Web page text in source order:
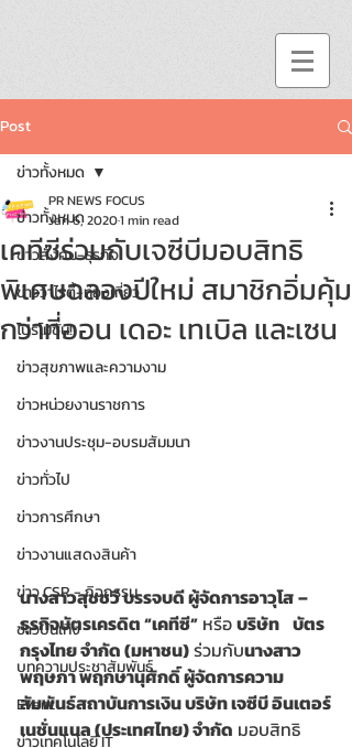
Post
ข่าวทั้งหมด
ข่าวสังคม-ธุรกิจ
ข่าววาไรตี้-ท่องเที่ยว
โปรโมชั่น!!
ข่าวสุขภาพและความงาม
ข่าวหน่วยงานราชการ
ข่าวงานประชุม-อบรมสัมมนา
ข่าวทั่วไป
ข่าวการศึกษา
ข่าวงานแสดงสินค้า
ข่าว CSR - กิจกรรม
ข่าวบันเทิง
บทความประชาสัมพันธ์
Event
ข่าวเทคโนโลยี IT
ข่าวทั้งหมด
เคทีซีร่วมกับเจซีบีมอบสิทธิ
พิเศษฉลองปีใหม่ สมาชิกอิ่มคุ้ม
กว่าที่ออน เดอะ เทเบิล และเซน
PR NEWS FOCUS
Jan 6, 20201 min read
นางสาวสุชชวี บรรจบดี ผู้จัดการอาวุโส–
ธุรกิจบัตรเครดิต “เคทีซี” หรือ บริษัท บัตร
กรุงไทย จำกัด (มหาชน) ร่วมกับนางสาว
พฤษภา พฤกษานุศักดิ์ ผู้จัดการความ
สัมพันธ์สถาบันการเงิน บริษัท เจซีบี อินเตอร์
เนชั่นแนล (ประเทศไทย) จำกัด มอบสิทธิ